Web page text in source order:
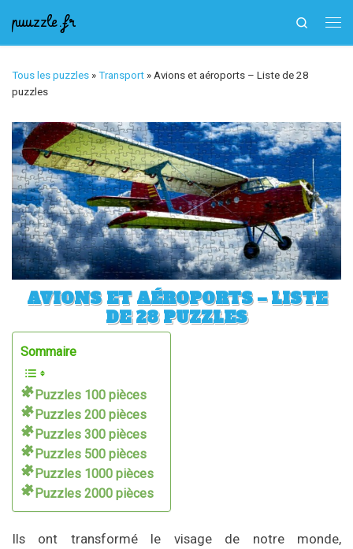
Skip to content
puuzzle.fr
Search
Tous les puzzles » Transport » Avions et aéroports – Liste de 28
puzzles
AVIONS ET AÉROPORTS – LISTE
DE 28 PUZZLES
Sommaire
Puzzles 100 pièces
Puzzles 200 pièces
Puzzles 300 pièces
Puzzles 500 pièces
Puzzles 1000 pièces
Puzzles 2000 pièces
Ils ont transformé le visage de notre monde,